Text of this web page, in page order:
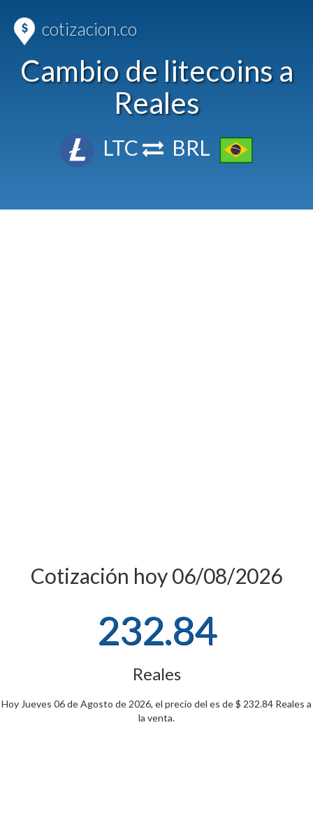
cotizacion.co
Cambio de litecoins a
Reales
LTC BRL
Cotización hoy 06/08/2026
232.84
Reales
Hoy Jueves 06 de Agosto de 2026, el precio del es de $ 232.84 Reales a
la venta.